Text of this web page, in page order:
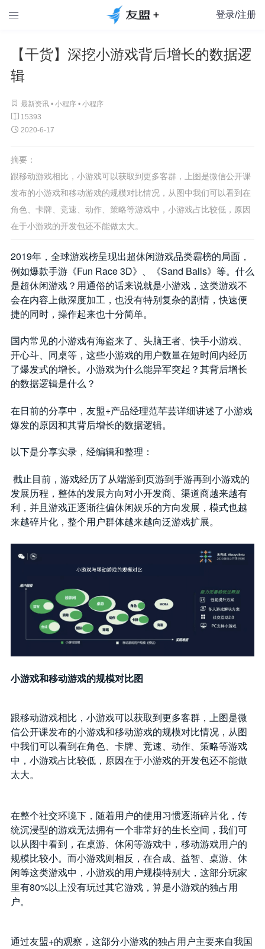
 登录/注册
【干货】深挖小游戏背后增长的数据逻
辑
 最新资讯 • 小程序• 小程序

15393
 2020-6-17
摘要：
跟移动游戏相比，小游戏可以获取到更多客群，上图是微信公开课
发布的小游戏和移动游戏的规模对比情况，从图中我们可以看到在
角色、卡牌、竞速、动作、策略等游戏中，小游戏占比较低，原因
在于小游戏的开发包还不能做太大。
2019年，全球游戏榜呈现出超休闲游戏品类霸榜的局面，
例如爆款手游《Fun Race 3D》、《Sand Balls》等。什么
是超休闲游戏？用通俗的话来说就是小游戏，这类游戏不
会在内容上做深度加工，也没有特别复杂的剧情，快速便
捷的同时，操作起来也十分简单。
国内常见的小游戏有海盗来了、头脑王者、快手小游戏、
开心斗、同桌等，这些小游戏的用户数量在短时间内经历
了爆发式的增长。小游戏为什么能异军突起？其背后增长
的数据逻辑是什么？
在日前的分享中，友盟+产品经理范芊芸详细讲述了小游戏
爆发的原因和其背后增长的数据逻辑。
以下是分享实录，经编辑和整理：
截止目前，游戏经历了从端游到页游到手游再到小游戏的
发展历程，整体的发展方向对小开发商、渠道商越来越有
利，并且游戏正逐渐往偏休闲娱乐的方向发展，模式也越
来越碎片化，整个用户群体越来越向泛游戏扩展。
小游戏和移动游戏的规模对比图
跟移动游戏相比，小游戏可以获取到更多客群，上图是微
信公开课发布的小游戏和移动游戏的规模对比情况，从图
中我们可以看到在角色、卡牌、竞速、动作、策略等游戏
中，小游戏占比较低，原因在于小游戏的开发包还不能做
太大。
在整个社交环境下，随着用户的使用习惯逐渐碎片化，传
统沉浸型的游戏无法拥有一个非常好的生长空间，我们可
以从图中看到，在桌游、休闲等游戏中，移动游戏用户的
规模比较小。而小游戏则相反，在合成、益智、桌游、休
闲等这类游戏中，小游戏的用户规模特别大，这部分玩家
里有80%以上没有玩过其它游戏，算是小游戏的独占用
户。
通过友盟+的观察，这部分小游戏的独占用户主要来自我国